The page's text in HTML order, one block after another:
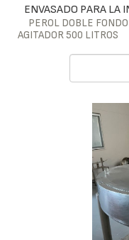
ENVASADO PARA LA
PEROL DOBLE
AGITADOR 500 LITROS